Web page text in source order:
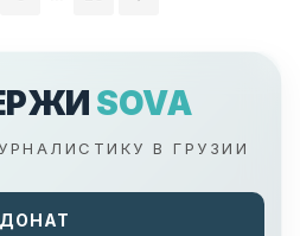
SOVA
В ГРУЗИИ
ДОНАТ